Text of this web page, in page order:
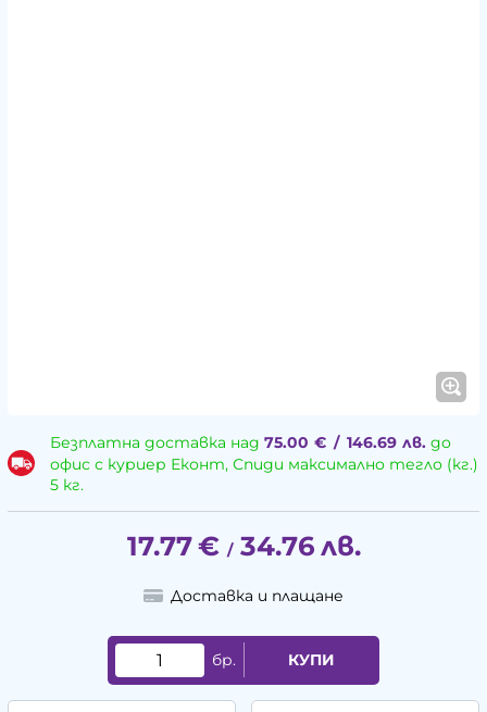
Безплатна доставка над 75.00 € / 146.69 лв.до
офис с куриер Еконт, Спиди максимално тегло (кг.)
5 кг.
17.77€ / 34.76 лв.
Доставка и плащане
бр. КУПИ